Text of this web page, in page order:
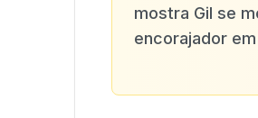
mostra Gil se
encorajador